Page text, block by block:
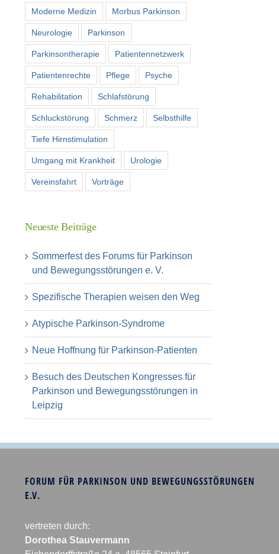
Moderne Medizin Morbus Parkinson
Neurologie Parkinson
Parkinsontherapie Patientennetzwerk
Patientenrechte Pflege Psyche
Rehabilitation Schlafstörung
Schluckstörung Schmerz Selbsthilfe
Tiefe Hirnstimulation
Umgang mit Krankheit Urologie
Vereinsfahrt Vorträge
Neueste Beiträge
Sommerfest des Forums für Parkinson
und Bewegungsstörungen e. V.
Spezifische Therapien weisen den Weg
Atypische Parkinson-Syndrome
Neue Hoffnung für Parkinson-Patienten
Besuch des Deutschen Kongresses für
Parkinson und Bewegungsstörungen in
Leipzig
FORUM FÜR PARKINSON UND BEWEGUNGSSTÖRUNGEN
E.V.
vertreten durch:
Dorothea Stauvermann